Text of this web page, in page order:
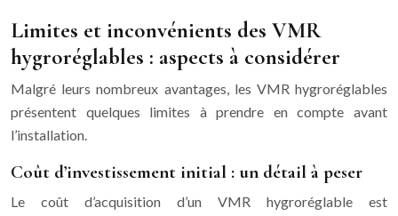
Limites et inconvénients des VMR
hygroréglables : aspects à considérer
Malgré leurs nombreux avantages, les VMR hygroréglables
présentent quelques limites à prendre en compte avant
l’installation.
Coût d’investissement initial : un détail à peser
Le coût d’acquisition d’un VMR hygroréglable est